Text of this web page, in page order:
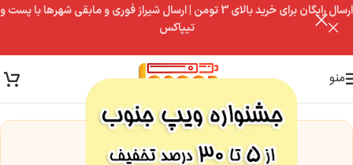
ارسال رایگان برای خرید بالای 3 تومن | ارسال شیراز فوری و مابقی شهرها با پست و
تیپاکس
منو
این مدل فعلاً موجود نیست